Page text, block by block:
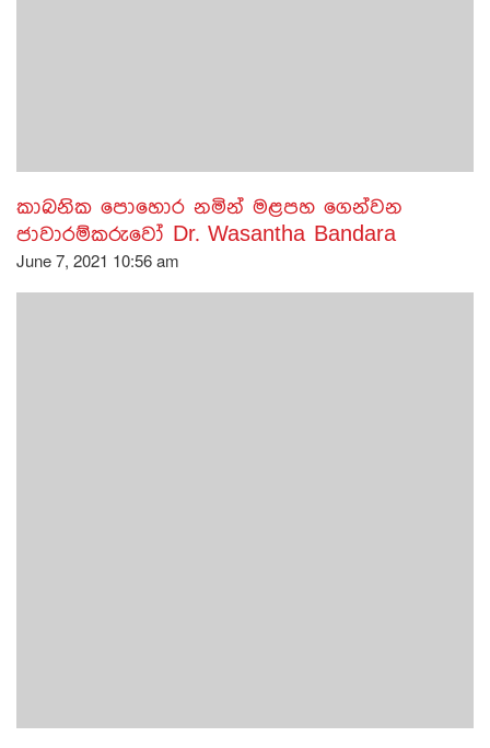
කාබනික පොහොර නමින් මළපහ ගෙන්වන
ජාවාරම්කරුවෝ Dr. Wasantha Bandara
June 7, 2021 10:56 am